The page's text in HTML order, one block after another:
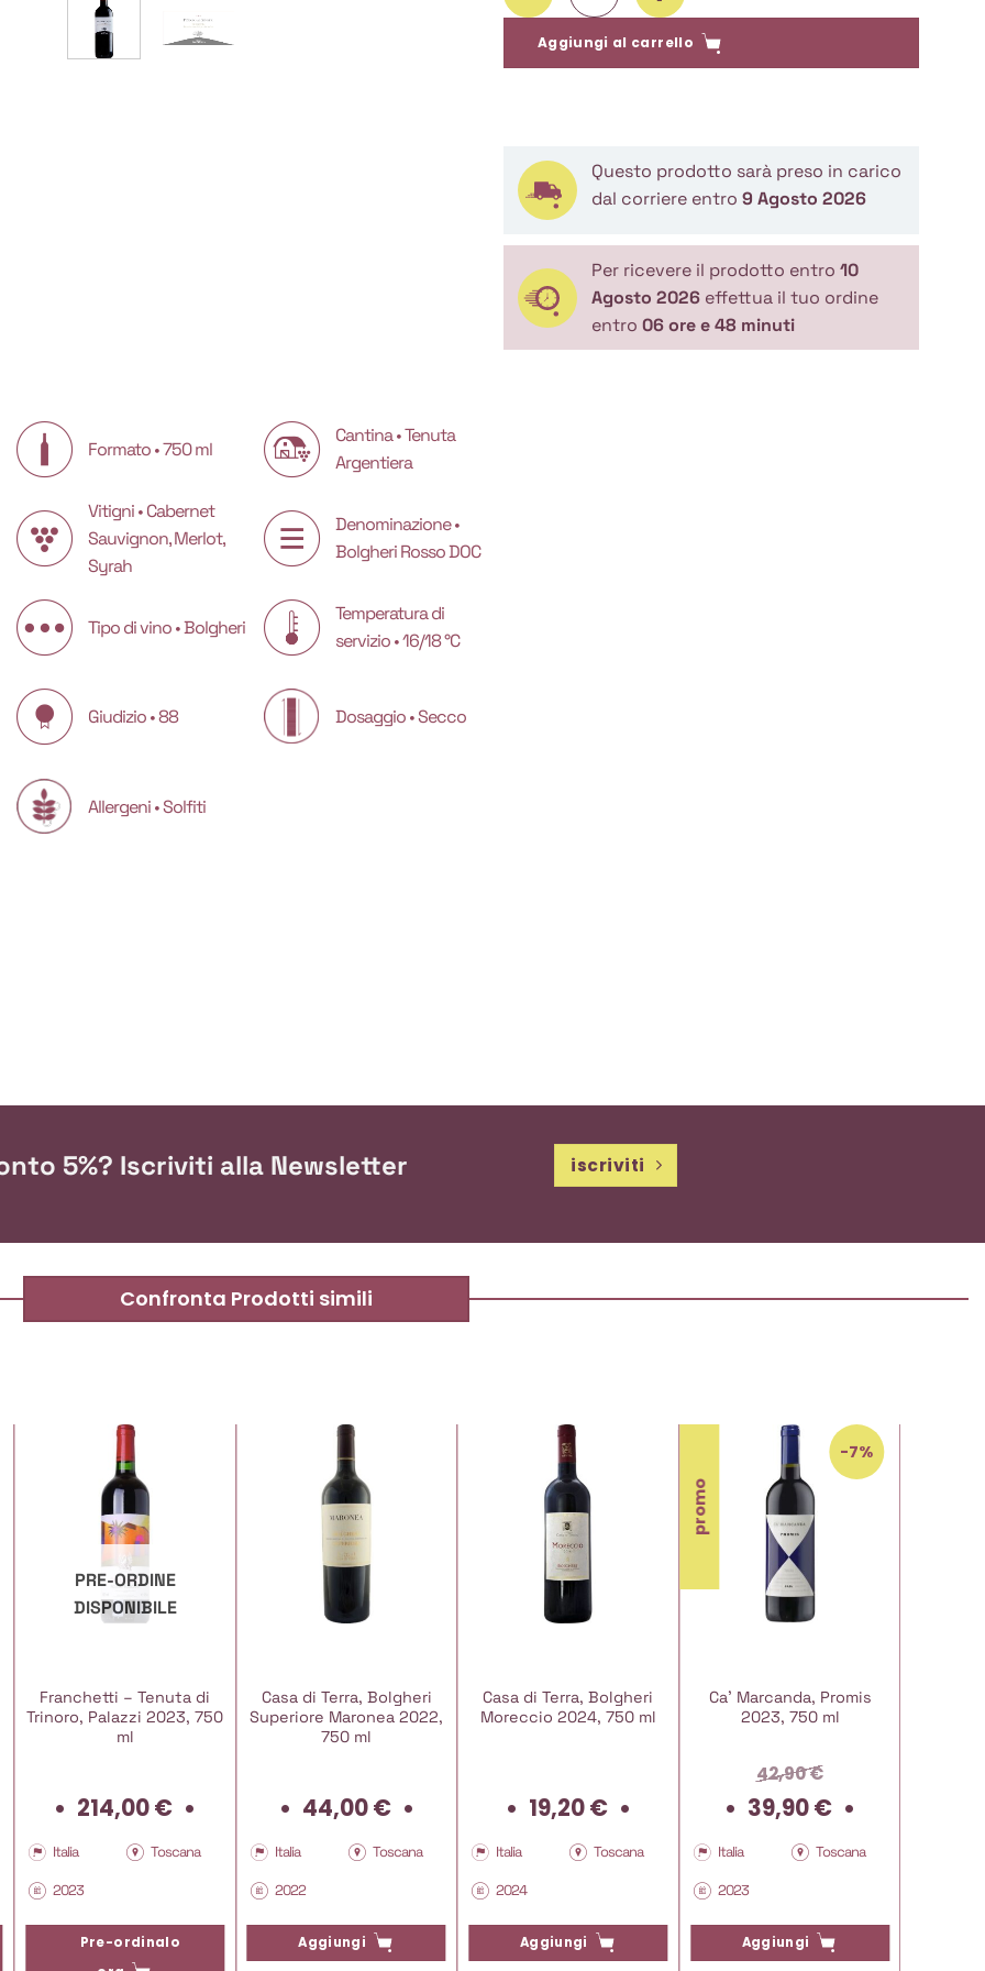
Aggiungi al carrello
Questo prodotto sarà preso in carico
dal corriere entro 9 Agosto 2026
Per ricevere il prodotto entro 10
Agosto 2026effettua il tuo ordine
entro 06 ore e 48 minuti
Formato • 750 ml
Cantina • Tenuta
Argentiera
Vitigni • Cabernet
Sauvignon, Merlot,
Syrah
Denominazione •
Bolgheri Rosso DOC
Tipo di vino • Bolgheri
Temperatura di
servizio • 16/18 °C
Giudizio • 88 Dosaggio • Secco
Allergeni • Solfiti
5%? Iscriviti alla Newsletter iscriviti
Confronta Prodotti simili
PRE-ORDINE
DISPONIBILE
Franchetti – Tenuta di
Trinoro, Palazzi 2023, 750
ml
214,00€
Italia Toscana
2023
Pre-ordinalo
Casa di Terra, Bolgheri
Superiore Maronea 2022,
750 ml
44,00€
Italia Toscana
2022
Aggiungi
Casa di Terra, Bolgheri
Moreccio 2024, 750 ml
19,20€
Italia Toscana
2024
Aggiungi
-7%
promo
Ca’ Marcanda, Promis
2023, 750 ml
42,90€
prezzo
originale
era:
42,90 €.
39,90€
attuale
Italia Toscana
2023
Aggiungi